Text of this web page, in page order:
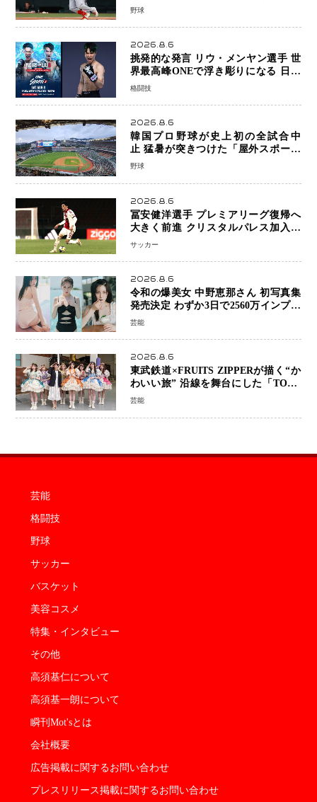
笑顔で歓喜
野球
2026.8.6
挑発的な発言 リウ・メンヤン選手 世
界最高峰ONEで浮き彫りになる 日本
キックボクシングが直面する“技術
格闘技
2026.8.6
韓国プロ野球が史上初の全試合中
止 猛暑が突きつけた「屋外スポーツ
の限界」 日本発のドーム型施設時代
野球
2026.8.6
冨安健洋選手 プレミアリーグ復帰へ
大きく前進 クリスタルパレス加入目
前 メディカルチェックも通過
サッカー
2026.8.6
令和の爆美女 中野恵那さん 初写真集
発売決定 わずか3日で2560万インプレ
ッションを記録した話題の美貌を凝縮
芸能
2026.8.6
東武鉄道×FRUITS ZIPPERが描く“か
わいい旅” 沿線を舞台にした「TOBU
KAWAII PROJECT」が開幕
芸能
芸能
格闘技
野球
サッカー
バスケット
美容コスメ
特集・インタビュー
その他
高須基仁について
高須基一朗について
瞬刊Mot'sとは
会社概要
広告掲載に関するお問い合わせ
プレスリリース掲載に関するお問い合わせ